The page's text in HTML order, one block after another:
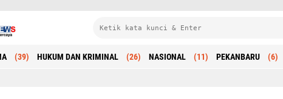
(39) HUKUM DAN KRIMINAL (26) NASIONAL (11) PEKANBARU (6)